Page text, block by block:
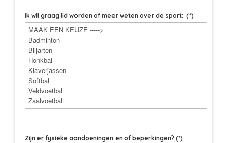
Ik wil graag lid worden of meer weten over de sport: (*)
Zijn er fysieke aandoeningen en of beperkingen? (*)